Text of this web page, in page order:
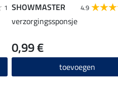
1 SHOWMASTER 4.9
verzorgingssponsje
0,99 €
toevoegen